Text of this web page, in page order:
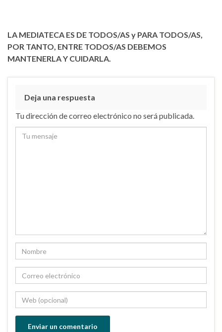
LA MEDIATECA ES DE TODOS/AS y PARA TODOS/AS,
POR TANTO, ENTRE TODOS/AS DEBEMOS
MANTENERLA Y CUIDARLA.
Deja una respuesta
Tu dirección de correo electrónico no será publicada.